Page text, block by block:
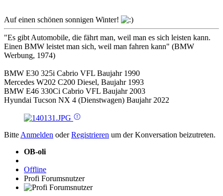
Auf einen schönen sonnigen Winter!
"Es gibt Automobile, die fährt man, weil man es sich leisten kann.
Einen BMW leistet man sich, weil man fahren kann" (BMW
Werbung, 1974)
BMW E30 325i Cabrio VFL Baujahr 1990
Mercedes W202 C200 Diesel, Baujahr 1993
BMW E46 330Ci Cabrio VFL Baujahr 2003
Hyundai Tucson NX 4 (Dienstwagen) Baujahr 2022
Bitte Anmelden oderRegistrieren um der Konversation beizutreten.
OB-oli
Offline
Profi Forumsnutzer